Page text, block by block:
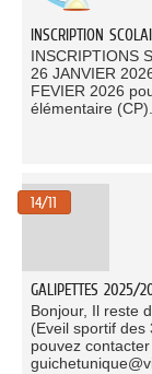
INSCRIPTION
INSCRIPTIONS
26 JANVIER
FEVIER 2026
élémentaire
14/11
GALIPETTES 2025/
Bonjour, Il reste
(Eveil sportif
pouvez